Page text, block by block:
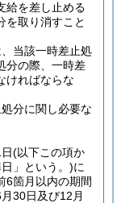
給を差し止める
を取り消すこと
当該一時差止処
分の際、一時差
ければならな
分に関し必要な
(以下この項か
」という。)に
6箇月以内の期間
30日及び12月